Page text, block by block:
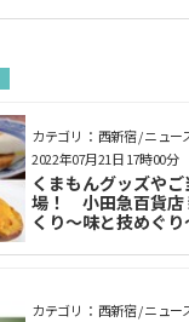
カテゴリ： 西新宿 / ニュー
くまもんグッズや
場！ 小田急百貨店
くり～味と技めぐ
2022年07月21日 17時00分
カテゴリ： 西新宿 / ニュー